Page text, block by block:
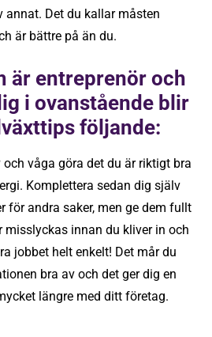
annat. Det du kallar måsten
är bättre på än du.
är entreprenör och
i ovanstående blir
följande:
våga göra det du är riktigt bra
Komplettera sedan dig själv
för andra saker, men ge dem fullt
misslyckas innan du kliver in och
jobbet helt enkelt! Det mår du
bra av och det ger dig en
längre med ditt företag.